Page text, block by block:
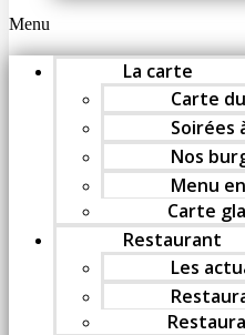
Menu
La carte
Carte
Soirées
Nos
Menu
Carte
Restaurant
Les